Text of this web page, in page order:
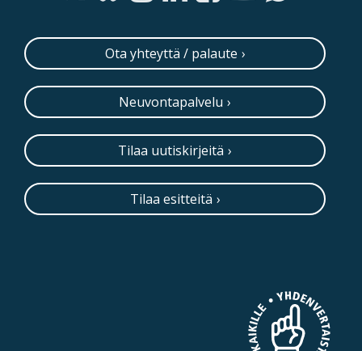
Ota yhteyttä / palaute
Neuvontapalvelu
Tilaa uutiskirjeitä
Tilaa esitteitä